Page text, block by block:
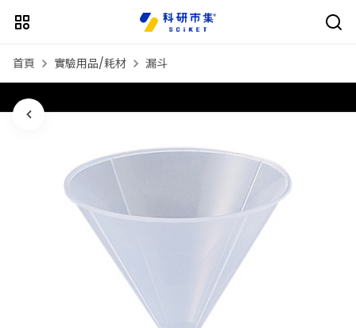
首頁 實驗用品/耗材 漏斗